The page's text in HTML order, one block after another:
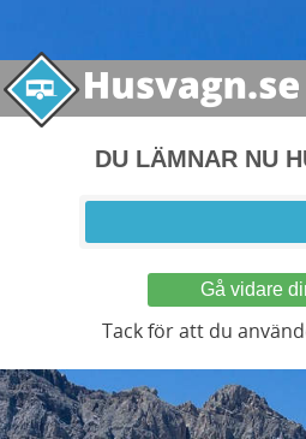
DU LÄMNAR NU
Gå vidare
Tack för att du